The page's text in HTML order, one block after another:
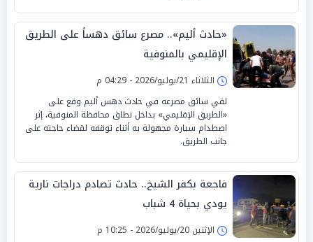
«حادث أليم».. مصرع سائق دهساً على الطريق
الإقليمي بالمنوفية
الثلاثاء 21/يوليو/2026 - 04:29 م
لقي سائق مصرعه في حادث دهس أليم وقع على
«الطريق الإقليمي» بداخل نطاق محافظة المنوفية، إثر
اصطدام سيارة مجهولة به أثناء توقفه لقضاء حاجته على
جانب الطريق.
فاجعة بكفر الشيخ.. حادث تصادم دراجات نارية
يودي بحياة 4 شباب
الإثنين 20/يوليو/2026 - 10:25 م